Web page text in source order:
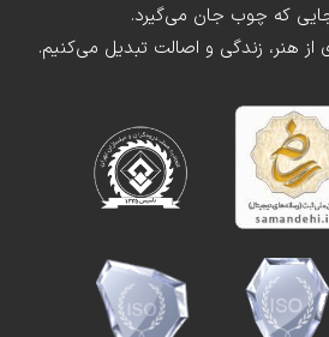
جایی که چوب جان می‌گیرد.
از هنر، زندگی و اصالت تبدیل می‌کنیم.